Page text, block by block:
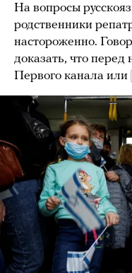
На вопросы
родственники
настороженно.
доказать, что
Первого канала или